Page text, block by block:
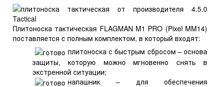
Плитоноска тактическая FLAGMAN M1 PRO (Pixel MM14)
поставляется с полным комплектом, в который входят:
плитоноска с быстрым сбросом – основа
защиты, которую можно мгновенно снять в
экстренной ситуации;
напашник – для обеспечения